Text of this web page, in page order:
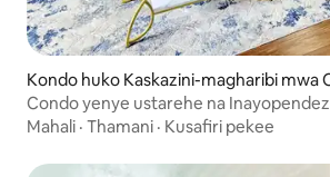
Kondo huko Kaskazini-magharibi mwa
ma City
Condo yenye ustarehe na
Mahali · Thamani · Kusafiri pekee